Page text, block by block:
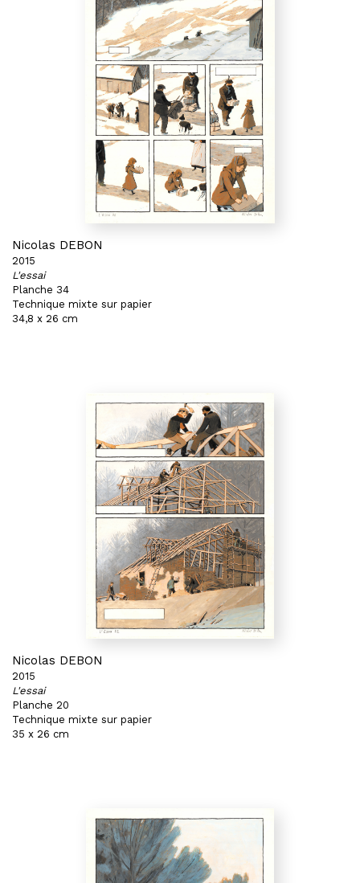
Nicolas DEBON
2015
L'essai
Planche 34
Technique mixte sur papier
34,8 x 26 cm
Nicolas DEBON
2015
L'essai
Planche 20
Technique mixte sur papier
35 x 26 cm